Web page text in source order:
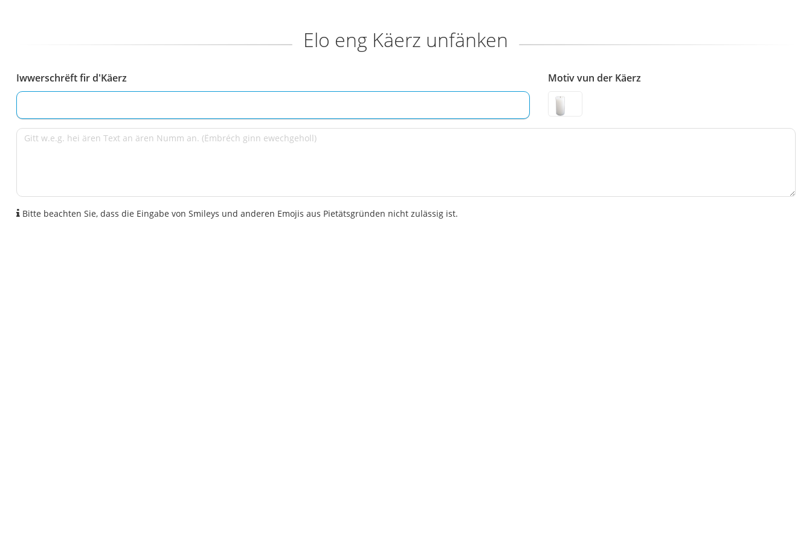
Elo eng Käerz unfänken
Iwwerschrëft fir d'Käerz Motiv vun der Käerz
Bitte beachten Sie, dass die Eingabe von Smileys und anderen Emojis aus Pietätsgründen nicht zulässig ist.